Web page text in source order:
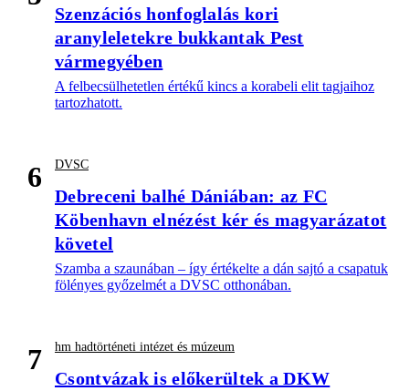
Szenzációs honfoglalás kori
aranyleletekre bukkantak Pest
vármegyében
A felbecsülhetetlen értékű kincs a korabeli elit tagjaihoz
tartozhatott.
6 DVSC
Debreceni balhé Dániában: az FC
Köbenhavn elnézést kér és magyarázatot
követel
Szamba a szaunában – így értékelte a dán sajtó a csapatuk
fölényes győzelmét a DVSC otthonában.
7 hm hadtörténeti intézet és múzeum
Csontvázak is előkerültek a DKW